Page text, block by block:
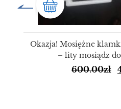
Okazja! Mosiężne
– lity mosiądz
600.00zł